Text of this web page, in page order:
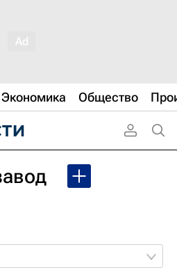
Экономика Общество